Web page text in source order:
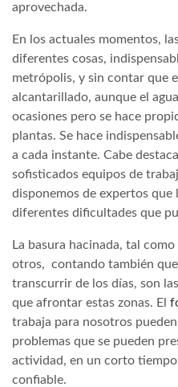
aprovechada.
En los actuales momentos,
diferentes cosas,
metrópolis, y sin contar que
alcantarillado, aunque el
ocasiones pero se hace
plantas. Se hace
a cada instante. Cabe
sofisticados equipos de
disponemos de expertos
diferentes dificultades que
La basura hacinada, tal
otros, contando también
transcurrir de los días, son
que afrontar estas zonas. El
trabaja para nosotros
problemas que se pueden
actividad, en un corto
confiable.